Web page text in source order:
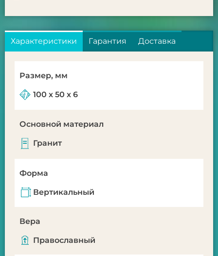
Характеристики Гарантия Доставка
Размер, мм
100 х 50 х 6
Основной материал
Гранит
Форма
Вертикальный
Вера
Православный